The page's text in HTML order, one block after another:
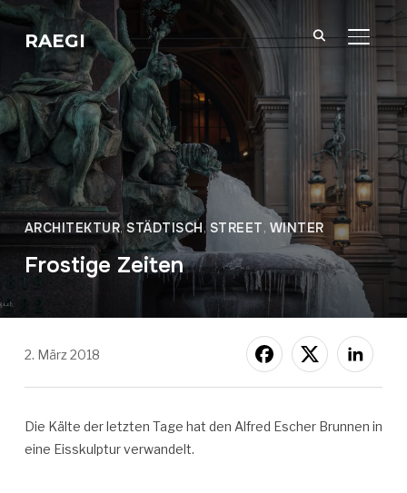
RAEGI
ARCHITEKTUR,STÄDTISCH, STREET, WINTER
Frostige Zeiten
2. März 2018
Die Kälte der letzten Tage hat den Alfred Escher Brunnen in
eine Eisskulptur verwandelt.